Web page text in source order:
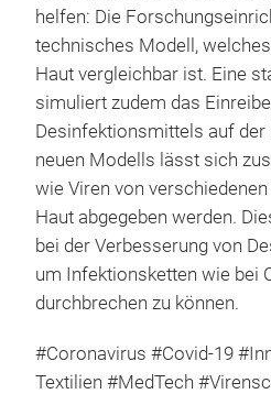
helfen: Die
technisches Modell,
Haut vergleichbar ist. Eine
simuliert zudem das
Desinfektionsmittels auf der
neuen Modells lässt sich
wie Viren von
Haut abgegeben werden.
bei der Verbesserung von
um Infektionsketten wie bei
durchbrechen zu können.
#Coronavirus #Covid-19
Textilien #MedTech